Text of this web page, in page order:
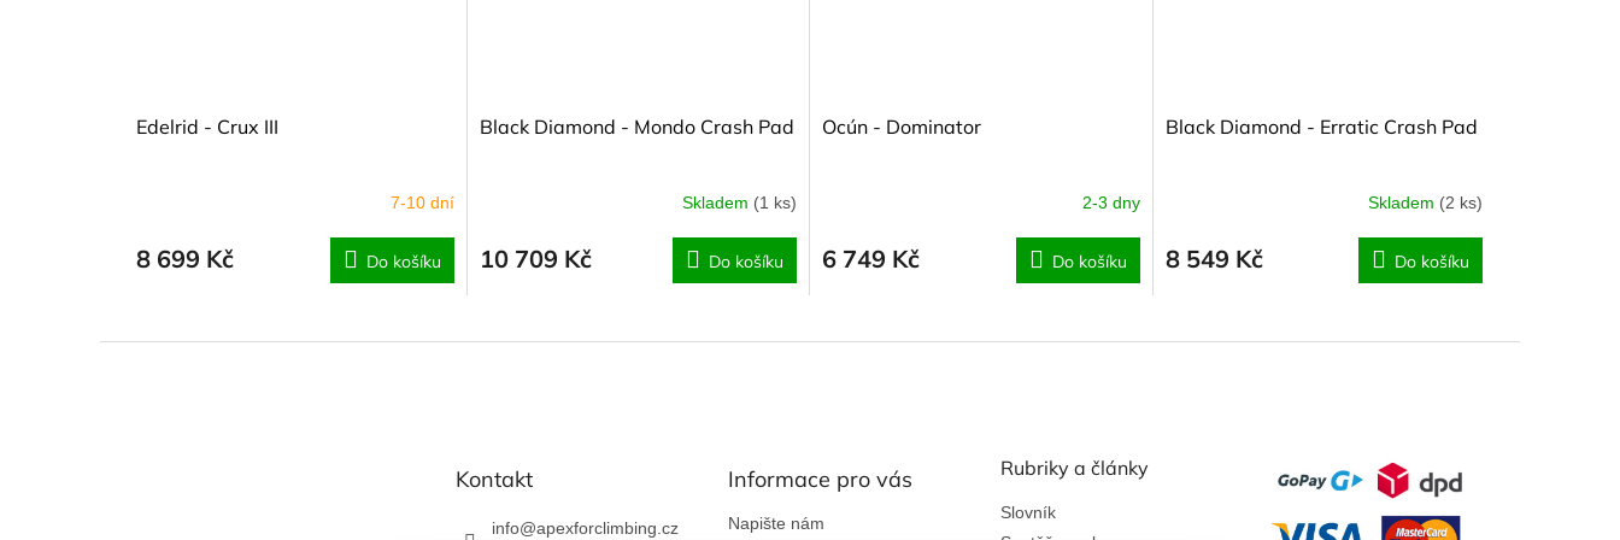
Edelrid - Crux III
7-10 dní
8 699 Kč Do košíku
Black Diamond - Mondo Crash Pad
Skladem (1 ks)
10 709 Kč Do košíku
Ocún - Dominator
2-3 dny
6 749 Kč Do košíku
Black Diamond - Erratic Crash Pad
Skladem (2 ks)
8 549 Kč Do košíku
Kontakt
info@apexforclimbing.cz
Informace pro vás
Napište nám
Rubriky a články
Slovník